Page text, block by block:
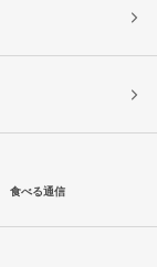
食べる通信